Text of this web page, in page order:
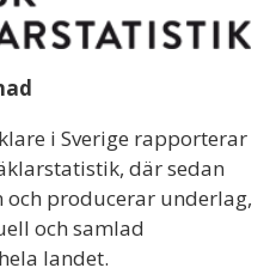
i Sverige rapporterar
där sedan
och producerar underlag,
och samlad
landet.